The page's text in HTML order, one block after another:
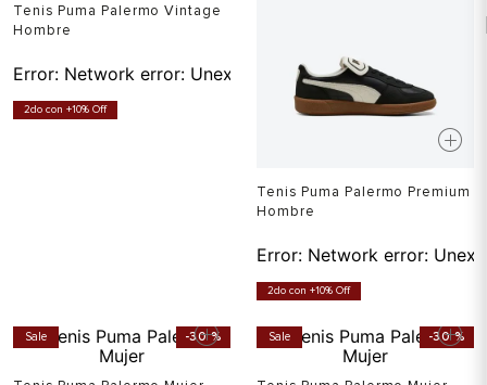
Tenis Puma Palermo Vintage
Hombre
Error: Network error: Unexpected token T in JSON at
2do con +10% Off
Tenis Puma Palermo Premium
Hombre
Error: Network error:
2do con +10% Off
Sale -30 % Sale -30 %